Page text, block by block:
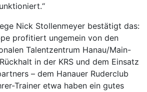
Nick Stollenmeyer bestätigt das:
profitiert ungemein von den
Talentzentrum Hanau/Main-
in der KRS und dem Einsatz
– dem Hanauer Ruderclub
Trainer etwa haben ein gutes